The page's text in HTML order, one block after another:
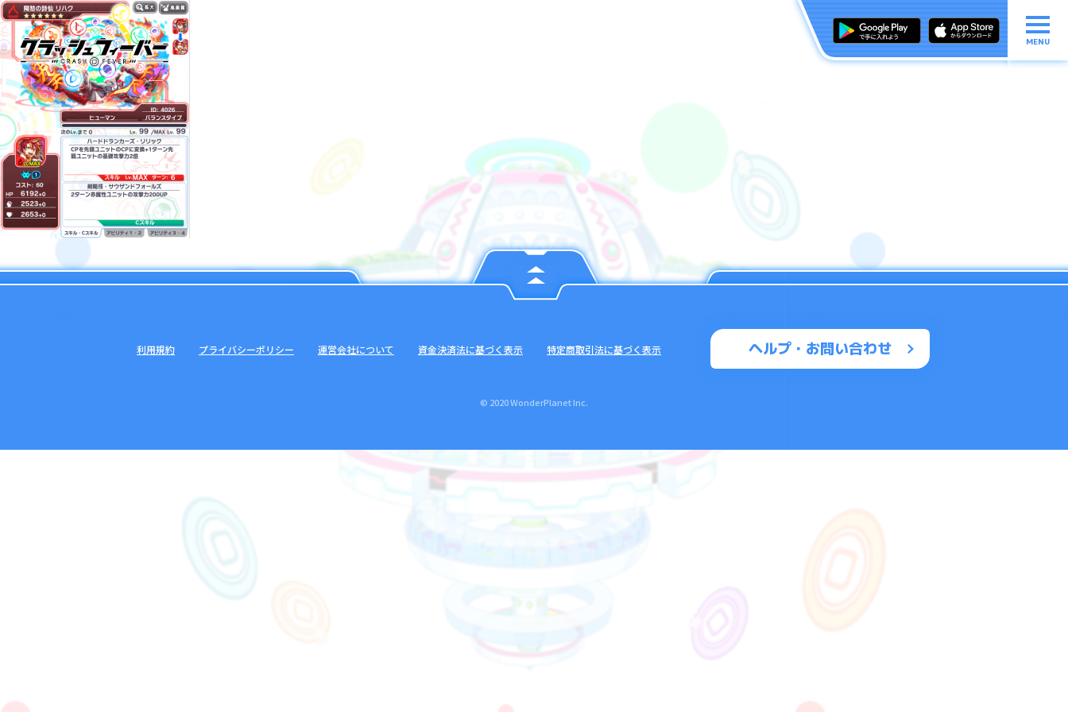
MENU
ヘルプ・お問い合わせ
利用規約 プライバシーポリシー 運営会社について 資金決済法に基づく表示 特定商取引法に基づく表示
© 2020 WonderPlanet Inc.